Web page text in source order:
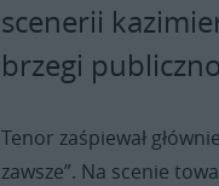
scenerii
brzegi
Tenor zaśpiewał
zawsze”. Na scenie